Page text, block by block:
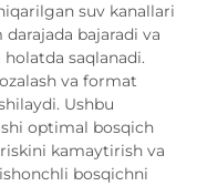
suv kanallari
bajaradi va
saqlanadi.
va format
Ushbu
optimal bosqich
kamaytirish va
bosqichni